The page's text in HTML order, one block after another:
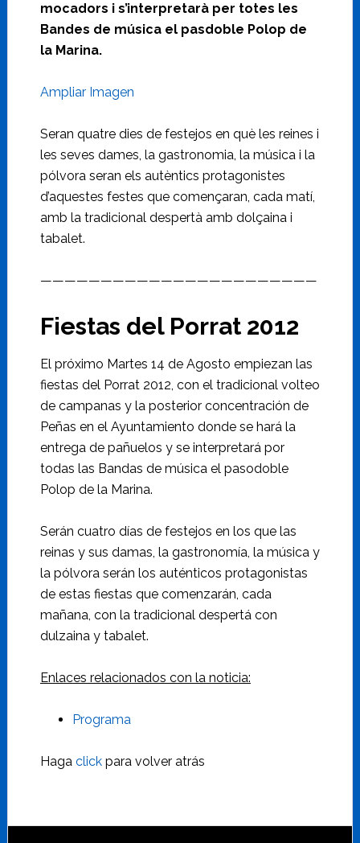
mocadors i s’interpretarà per totes les
Bandes de música el pasdoble Polop de
la Marina.
Ampliar Imagen
Seran quatre dies de festejos en què les reines i
les seves dames, la gastronomia, la música i la
pólvora seran els autèntics protagonistes
d’aquestes festes que començaran, cada matí,
amb la tradicional despertà amb dolçaina i
tabalet.
———————————————————————
Fiestas del Porrat 2012
El próximo Martes 14 de Agosto empiezan las
fiestas del Porrat 2012, con el tradicional volteo
de campanas y la posterior concentración de
Peñas en el Ayuntamiento donde se hará la
entrega de pañuelos y se interpretará por
todas las Bandas de música el pasodoble
Polop de la Marina.
Serán cuatro días de festejos en los que las
reinas y sus damas, la gastronomía, la música y
la pólvora serán los auténticos protagonistas
de estas fiestas que comenzarán, cada
mañana, con la tradicional despertá con
dulzaina y tabalet.
Enlaces relacionados con la noticia:
Programa
Haga clickpara volver atrás